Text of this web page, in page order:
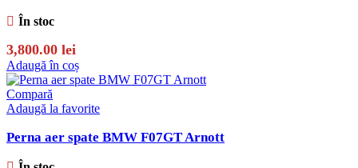
În stoc
3,800.00 lei
Adaugă în coș
Compară
Adaugă la favorite
Perna aer spate BMW F07GT Arnott